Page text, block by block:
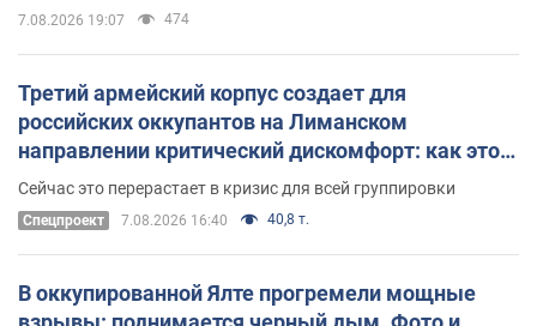
7.08.2026 19:07 474
Третий армейский корпус создает для
российских оккупантов на Лиманском
направлении критический дискомфорт: как это
удалось
Сейчас это перерастает в кризис для всей группировки
Спецпроект 7.08.2026 16:40 40,8 т.
В оккупированной Ялте прогремели мощные